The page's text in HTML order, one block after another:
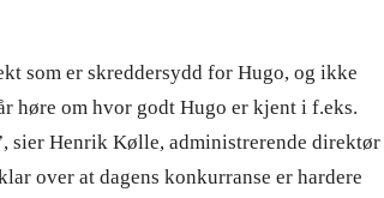
som er skreddersydd for Hugo, og ikke
høre om hvor godt Hugo er kjent i f.eks.
sier Henrik Kølle, administrerende direktør
over at dagens konkurranse er hardere